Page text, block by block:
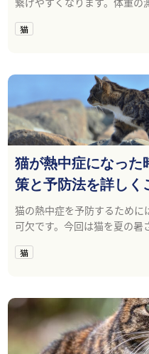
猫
猫が熱中症になった
策と予防法を詳しく
猫の熱中症を予防するため
可欠です。今回は猫を夏の暑
猫